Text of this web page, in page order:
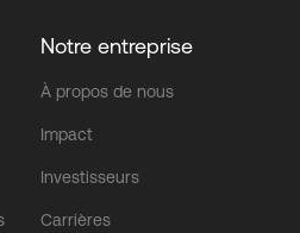
Notre entreprise
À propos de nous
Impact
Investisseurs
Carrières